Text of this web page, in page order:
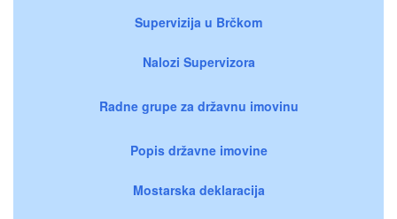
Supervizija u Brčkom
Nalozi Supervizora
Radne grupe za državnu imovinu
Popis državne imovine
Mostarska deklaracija